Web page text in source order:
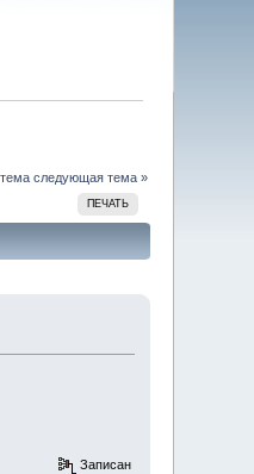
следующая тема »
ПЕЧАТЬ
Записан